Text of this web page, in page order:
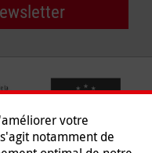
votre
notamment de